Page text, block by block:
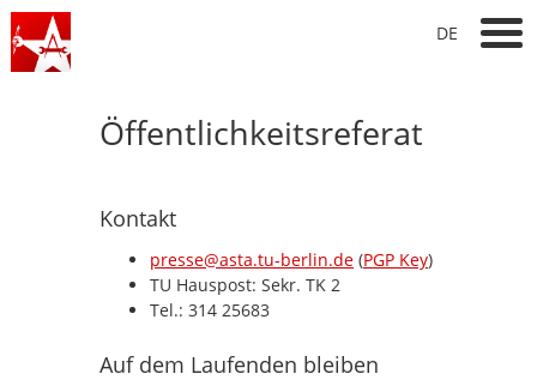
DE
Öffentlichkeitsreferat
Kontakt
presse@asta.tu-berlin.de (PGP Key)
TU Hauspost: Sekr. TK 2
Tel.: 314 25683
Auf dem Laufenden bleiben